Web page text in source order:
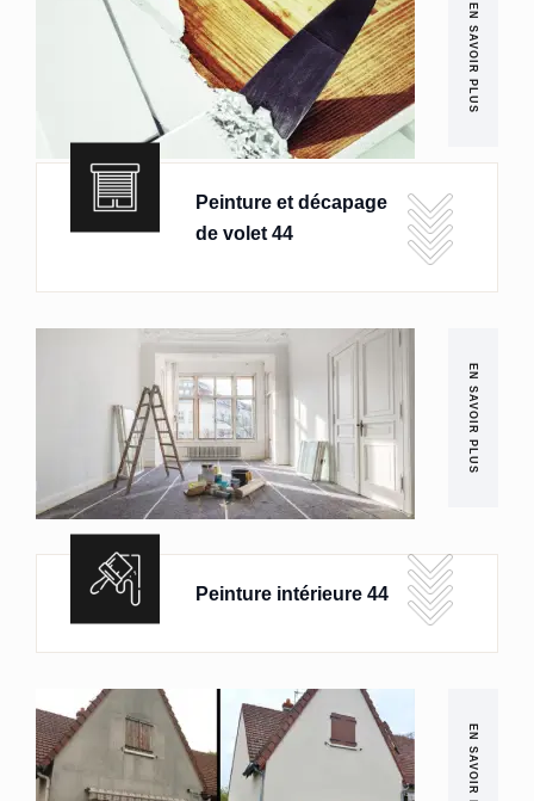
EN SAVOIR PLUS
Peinture et décapage
de volet 44
EN SAVOIR PLUS
Peinture intérieure 44
EN SAVOIR PLUS